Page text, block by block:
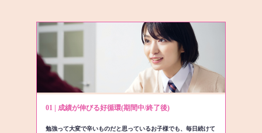
01 | 成績が伸びる好循環(期間中/終了後)
勉強って大変で辛いものだと思っているお子様でも、毎日続けて